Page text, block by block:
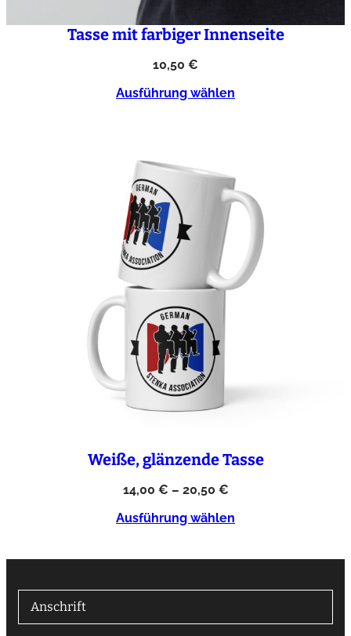
Tasse mit farbiger Innenseite
10,50 €
Ausführung wählen
Weiße, glänzende Tasse
14,00 € – 20,50 €
Ausführung wählen
Anschrift